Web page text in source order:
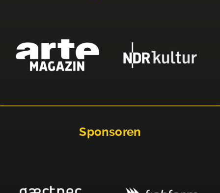
Sponsoren